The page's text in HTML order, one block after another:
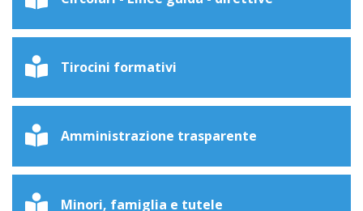
Tirocini formativi
Amministrazione trasparente
Minori, famiglia e tutele